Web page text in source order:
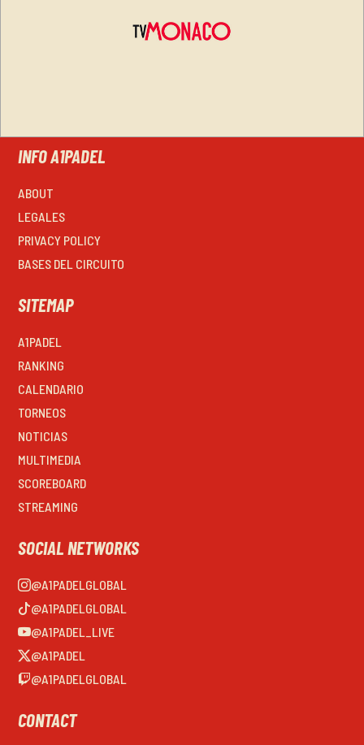
INFO A1PADEL
ABOUT
LEGALES
PRIVACY POLICY
BASES DEL CIRCUITO
SITEMAP
A1PADEL
RANKING
CALENDARIO
TORNEOS
NOTICIAS
MULTIMEDIA
SCOREBOARD
STREAMING
SOCIAL NETWORKS
@A1PADELGLOBAL
@A1PADELGLOBAL
@A1PADEL_LIVE
@A1PADEL
@A1PADELGLOBAL
CONTACT